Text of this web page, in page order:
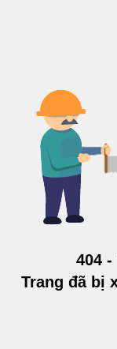
404
Trang đã bị